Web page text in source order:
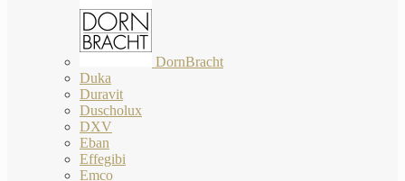
DornBracht
Duka
Duravit
Duscholux
DXV
Eban
Effegibi
Emco